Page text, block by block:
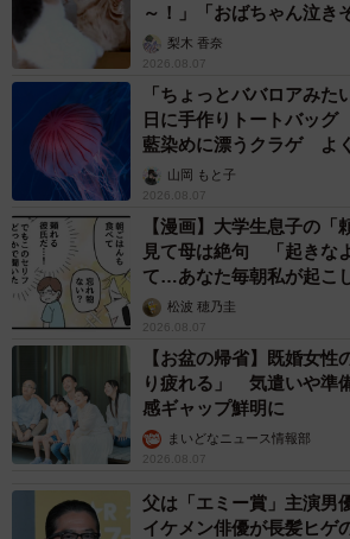
～！」「おばちゃん泣き
梨木 香奈
2026.08.07
「ちょっとババロアみた
日に手作りトートバッ
藍染めに漂うクラゲ よ
ごい」山岡 もと子
2026.08.07
【漫画】大学生息子の「
見て母は絶句 「起きな
て…あなた毎朝私が起こ
松波 穂乃圭
2026.08.07
【お盆の帰省】既婚女性
り疲れる」 気遣いや準
感ギャップ鮮明に
まいどなニュース情報部
2026.08.07
父は「エミー賞」主演
イケメン俳優が長髪ヒゲ